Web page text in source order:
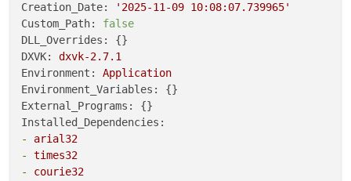
Creation_Date:
'2025-11-09 10:08:07.739965'
Custom_Path:
false
DLL_Overrides:
DXVK:
dxvk-2.7.1
Environment:
Application
Environment_Variables:
External_Programs:
Installed_Dependencies:
-
arial32
-
times32
-
courie32